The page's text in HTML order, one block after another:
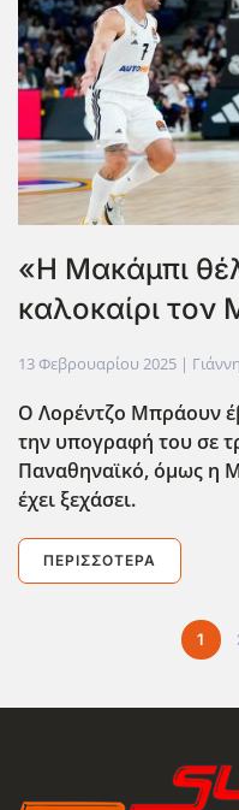
«Η Μακάμπι
καλοκαίρι
13 Φεβρουαρίου 2025 |
Ο Λορέντζο Μπράουν
την υπογραφή του σε
Παναθηναϊκό, όμως η
έχει ξεχάσει.
ΠΕΡΙΣΣΌΤΕΡΑ
1